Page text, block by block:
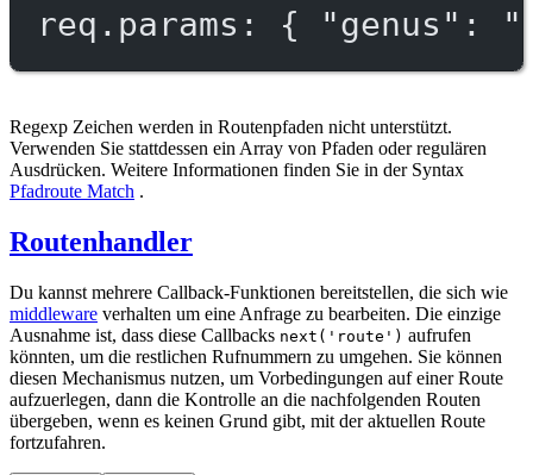
req.params: { "genus":
Regexp Zeichen werden in Routenpfaden nicht unterstützt.
Verwenden Sie stattdessen ein Array von Pfaden oder regulären
Ausdrücken. Weitere Informationen finden Sie in der Syntax
Pfadroute Match .
Routenhandler
Du kannst mehrere Callback-Funktionen bereitstellen, die sich wie
middleware verhalten um eine Anfrage zu bearbeiten. Die einzige
Ausnahme ist, dass diese Callbacks next('route') aufrufen
könnten, um die restlichen Rufnummern zu umgehen. Sie können
diesen Mechanismus nutzen, um Vorbedingungen auf einer Route
aufzuerlegen, dann die Kontrolle an die nachfolgenden Routen
übergeben, wenn es keinen Grund gibt, mit der aktuellen Route
fortzufahren.